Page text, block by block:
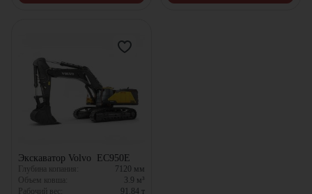
Экскаватор Volvo EC950E
Глубина копания: 7120 мм
Объем ковша:
3.9 м³
Рабочий вес:
91.84 т